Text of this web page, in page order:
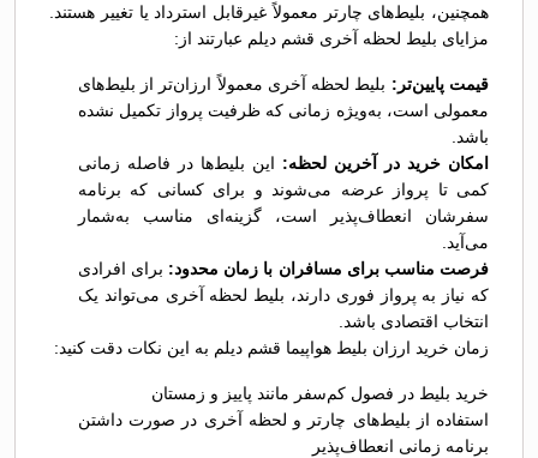
همچنین، بلیط‌های چارتر معمولاً غیرقابل استرداد یا تغییر هستند.
مزایای بلیط لحظه آخری قشم دیلم عبارتند از:
قیمت پایین‌تر: بلیط لحظه آخری معمولاً ارزان‌تر از بلیط‌های
معمولی است، به‌ویژه زمانی که ظرفیت پرواز تکمیل نشده
باشد.
امکان خرید در آخرین لحظه: این بلیط‌ها در فاصله زمانی
کمی تا پرواز عرضه می‌شوند و برای کسانی که برنامه
سفرشان انعطاف‌پذیر است، گزینه‌ای مناسب به‌شمار
می‌آید.
فرصت مناسب برای مسافران با زمان محدود: برای افرادی
که نیاز به پرواز فوری دارند، بلیط لحظه آخری می‌تواند یک
انتخاب اقتصادی باشد.
زمان خرید ارزان بلیط هواپیما قشم دیلم به این نکات دقت کنید:
خرید بلیط در فصول کم‌سفر مانند پاییز و زمستان
استفاده از بلیط‌های چارتر و لحظه آخری در صورت داشتن
برنامه زمانی انعطاف‌پذیر